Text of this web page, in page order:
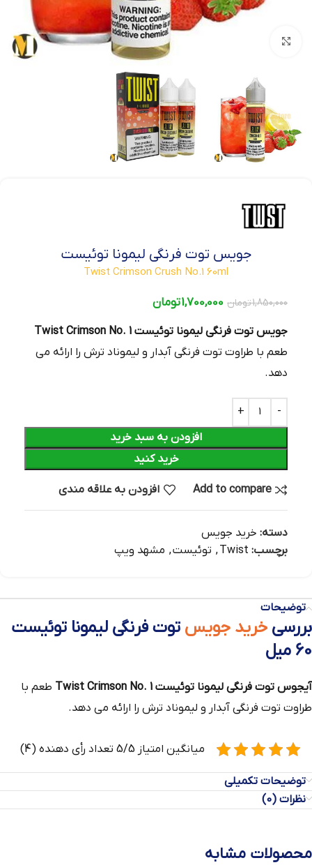
جویس توت فرنگی لیمونا توئیست
Twist Crimson Crush No.1 60ml
1,850,000تومان 1,700,000تومان
جویس توت فرنگی لیمونا توئیست Twist Crimson No. 1
طعم با طراوت توت فرنگی آبدار و لیموناد ترش را ارائه می
دهد.
افزودن به سبد خرید
خرید کنید
Add to compare افزودن به علاقه مندی
دسته: خرید جویس
برچسب: Twist
, توئیست, مشهد ویپ
توضیحات
بررسی خرید جویس توت فرنگی لیمونا توئیست
60 میل
آیجوس توت فرنگی لیمونا توئیست Twist Crimson No. 1
طعم با
طراوت توت فرنگی آبدار و لیموناد ترش را ارائه می دهد.
میانگین امتیاز 5/5 تعداد رأی دهنده (4)
توضیحات تکمیلی
نظرات (0)
محصولات مشابه